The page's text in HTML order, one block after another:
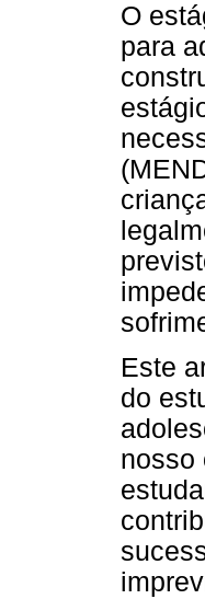
O
para
Este
do
nosso